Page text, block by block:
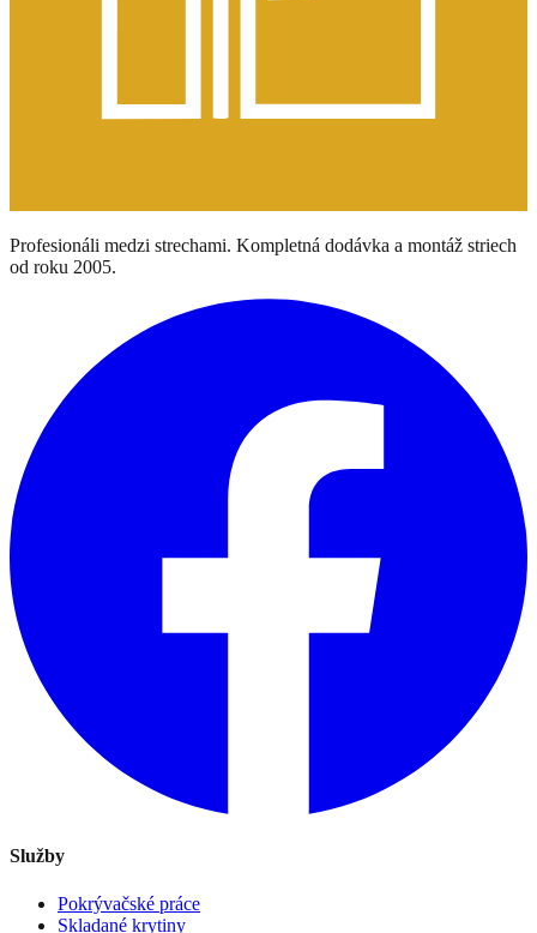
Profesionáli medzi strechami. Kompletná dodávka a montáž striech
od roku 2005.
Služby
Pokrývačské práce
Skladané krytiny